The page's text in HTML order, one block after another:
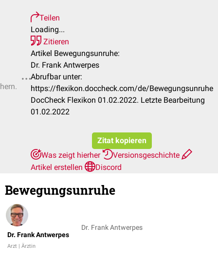
Teilen
Loading...
Zitieren
Artikel Bewegungsunruhe:
Dr. Frank Antwerpes
Abrufbar unter:
https://flexikon.doccheck.com/de/Bewegungsunruhe
DocCheck Flexikon 01.02.2022. Letzte Bearbeitung
01.02.2022
Zitat kopieren
Was zeigt hierher
Versionsgeschichte
Artikel erstellen
Discord
Bewegungsunruhe
Dr. Frank Antwerpes
Arzt | Ärztin
Dr. Frank Antwerpes